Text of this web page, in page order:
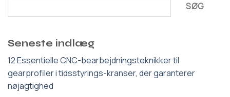
SØG
Seneste indlæg
12 Essentielle CNC-bearbejdningsteknikker til
gearprofiler i tidsstyrings-kranser, der garanterer
nøjagtighed